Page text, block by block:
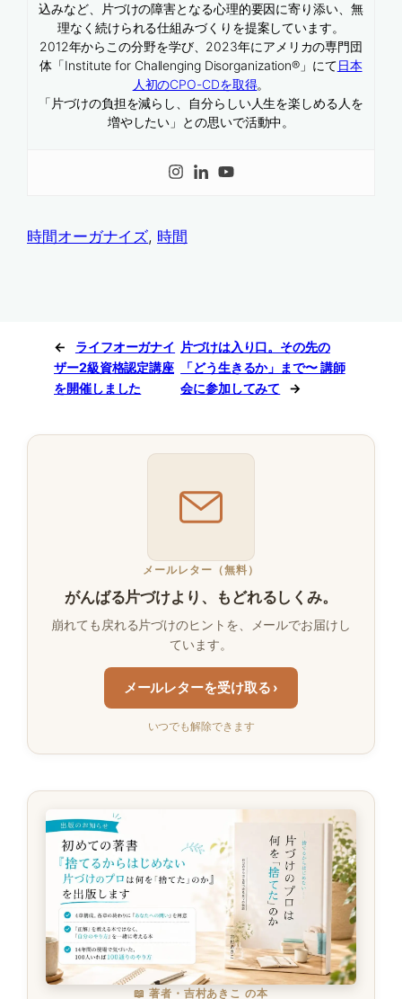
込みなど、片づけの障害となる心理的要因に寄り添い、無
理なく続けられる仕組みづくりを提案しています。
2012年からこの分野を学び、2023年にアメリカの専門団
体「Institute for Challenging Disorganization®」にて日本
人初のCPO-CDを取得。
「片づけの負担を減らし、自分らしい人生を楽しめる人を
増やしたい」との思いで活動中。
時間オーガナイズ, 時間
←
ライフオーガナイ
ザー2級資格認定講座
を開催しました
片づけは入り口。その先の
「どう生きるか」まで〜 講師
会に参加してみて
→
メールレター（無料）
がんばる片づけより、もどれるしくみ。
崩れても戻れる片づけのヒントを、メールでお届けし
ています。
メールレターを受け取る ›
いつでも解除できます
📖 著者・吉村あきこ の本